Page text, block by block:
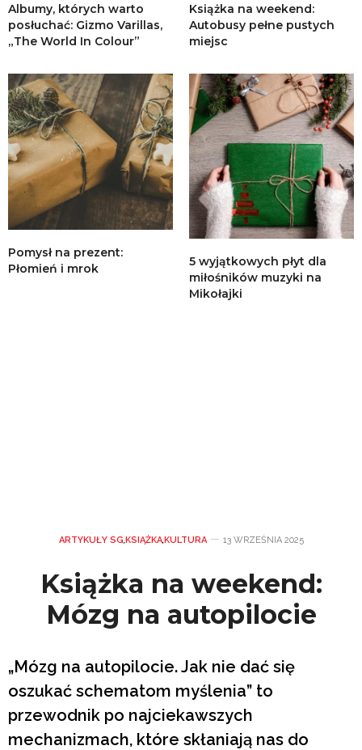
Albumy, których warto
posłuchać: Gizmo Varillas,
„The World In Colour”
Książka na weekend:
Autobusy pełne pustych
miejsc
Pomysł na prezent:
Płomień i mrok
5 wyjątkowych płyt dla
miłośników muzyki na
Mikołajki
ARTYKUŁY SG,KSIĄŻKA,KULTURA 13 WRZEŚNIA 2025
Książka na weekend:
Mózg na autopilocie
„Mózg na autopilocie. Jak nie dać się
oszukać schematom myślenia” to
przewodnik po najciekawszych
mechanizmach, które skłaniają nas do